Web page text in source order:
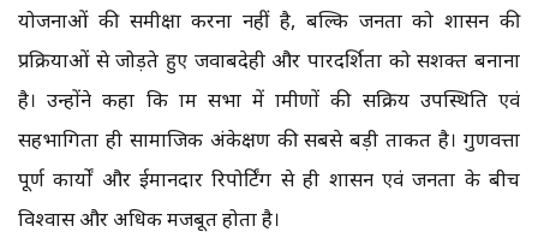
योजनाओं की समीक्षा करना नहीं है, बल्कि जनता को शासन की
प्रक्रियाओं से जोड़ते हुए जवाबदेही और पारदर्शिता को सशक्त बनाना
है। उन्होंने कहा कि ग्राम सभा में ग्रामीणों की सक्रिय उपस्थिति एवं
सहभागिता ही सामाजिक अंकेक्षण की सबसे बड़ी ताकत है। गुणवत्ता
पूर्ण कार्यों और ईमानदार रिपोर्टिंग से ही शासन एवं जनता के बीच
विश्वास और अधिक मजबूत होता है।